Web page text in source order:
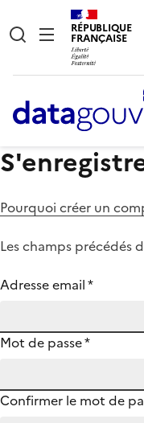
RÉPUBLIQUE
FRANÇAISE
Pourquoi créer un
Les champs précédés
Adresse email*
Mot de passe*
Confirmer le mot de